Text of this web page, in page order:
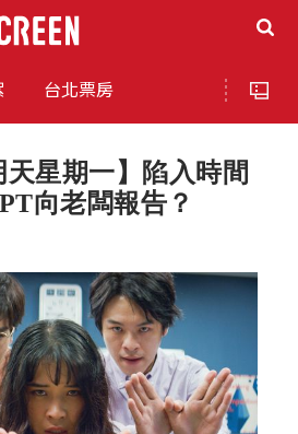
台北票房
星期一】陷入時間
向老闆報告？